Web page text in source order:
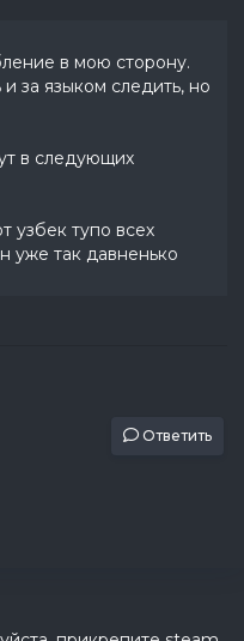
в мою сторону.
за языком следить, но
в следующих
узбек тупо всех
уже так давненько
Ответить